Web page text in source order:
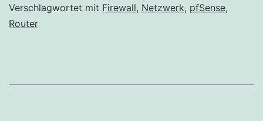
Verschlagwortet mit Firewall, Netzwerk, pfSense,
Router